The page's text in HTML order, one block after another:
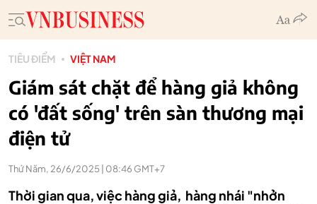
TIÊU ĐIỂM VIỆT NAM
Giám sát chặt để hàng giả không
có 'đất sống' trên sàn thương mại
điện tử
Thứ Năm, 26/6/2025 | 08:46 GMT+7
Thời gian qua, việc hàng giả, hàng nhái "nhởn